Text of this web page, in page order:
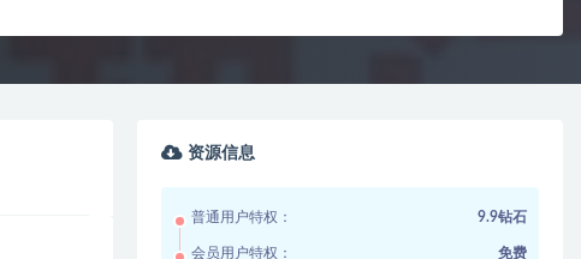
资源信息
普通用户特权： 9.9钻石
会员用户特权： 免费